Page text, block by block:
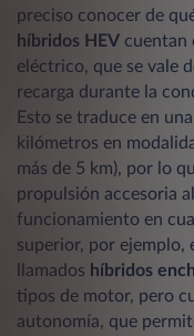
preciso conocer de
híbridos HEV cuentan
eléctrico, que se vale
recarga durante la
Esto se traduce en
kilómetros en
más de 5 km), por lo
propulsión accesoria
funcionamiento en
superior, por ejemplo,
llamados híbridos
tipos de motor, pero
autonomía, que